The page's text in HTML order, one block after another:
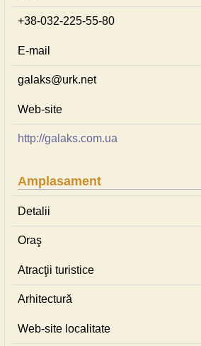
+38-032-225-55-80
E-mail
galaks@urk.net
Web-site
http://galaks.com.ua
Amplasament
Detalii
Oraş
Atracţii turistice
Arhitectură
Web-site localitate